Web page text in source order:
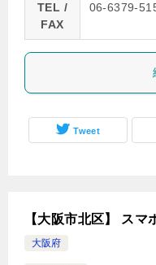
TEL /
FAX
06-6379-
Tweet
【大阪市北区】 ス
大阪府